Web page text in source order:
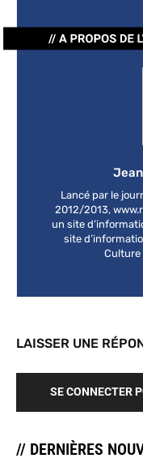
Lancé par le
2012/2013,
un site
site
Culture
LAISSER UNE
SE CONNECTER
// DERNIÈRES